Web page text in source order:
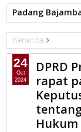
Padang
Beranda
PARLEMEN
DPRD Provinsi
Pengambilan
Bentuk Badan
DPRD
rapat
Hukum
24
Oct
2024